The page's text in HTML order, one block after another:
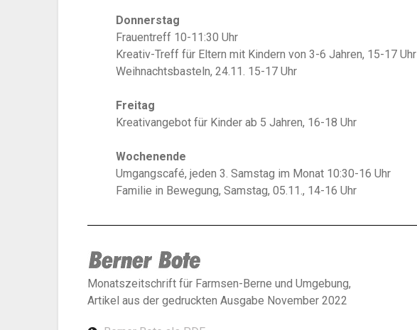
Donnerstag
Frauentreff 10-11:30 Uhr
Kreativ-Treff für Eltern mit Kindern von 3-6 Jahren, 15-17 Uhr
Weihnachtsbasteln, 24.11. 15-17 Uhr
Freitag
Kreativangebot für Kinder ab 5 Jahren, 16-18 Uhr
Wochenende
Umgangscafé, jeden 3. Samstag im Monat 10:30-16 Uhr
Familie in Bewegung, Samstag, 05.11., 14-16 Uhr
Monatszeitschrift für Farmsen-Berne und Umgebung,
Artikel aus der gedruckten Ausgabe November 2022